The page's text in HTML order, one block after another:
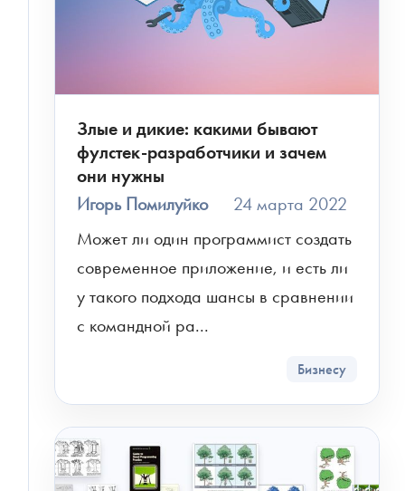
Злые и дикие: какими бывают
фулстек-разработчики и зачем
они нужны
Игорь Помилуйко
24 марта 2022
Может ли один программист создать
современное приложение, и есть ли
у такого подхода шансы в сравнении
с командной ра...
Бизнесу